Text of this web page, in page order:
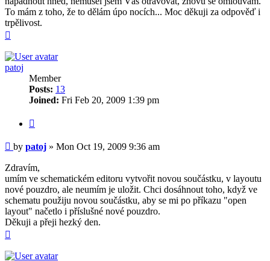
To mám z toho, že to dělám úpo nocích... Moc děkuji za odpověď i
trpělivost.
patoj
Member
Posts: 13
Joined: Fri Feb 20, 2009 1:39 pm
Post
by patoj » Mon Oct 19, 2009 9:36 am
Zdravím,
umím ve schematickém editoru vytvořit novou součástku, v layoutu
nové pouzdro, ale neumím je uložit. Chci dosáhnout toho, když ve
schematu použiju novou součástku, aby se mi po příkazu "open
layout" načetlo i příslušné nové pouzdro.
Děkuji a přeji hezký den.